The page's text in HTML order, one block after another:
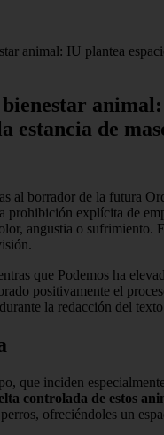
animal: IU plantea
estancia de
al borrador de la futura
explícita de
angustia o sufrimiento.
que Podemos ha
positivamente el
la redacción del
que inciden
controlada de estos
ofreciéndoles un